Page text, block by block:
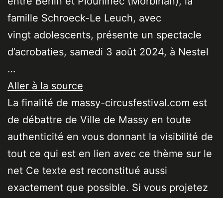
famille Schroeck-Le Leuch, avec
vingt adolescents, présente un spectacle
d’acrobaties, samedi 3 août 2024, à Nestel
…
Aller à la source
La finalité de massy-circusfestival.com est
de débattre de Ville de Massy en toute
authenticité en vous donnant la visibilité de
tout ce qui est en lien avec ce thème sur le
net Ce texte est reconstitué aussi
exactement que possible. Si vous projetez